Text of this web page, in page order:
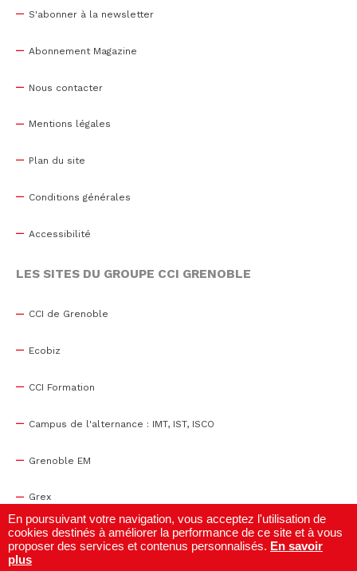
S'abonner à la newsletter
Abonnement Magazine
Nous contacter
Mentions légales
Plan du site
Conditions générales
Accessibilité
LES SITES DU GROUPE CCI GRENOBLE
CCI de Grenoble
Ecobiz
CCI Formation
Campus de l'alternance : IMT, IST, ISCO
Grenoble EM
Grex
WTC Grenoble
En poursuivant votre navigation, vous acceptez l'utilisation de
cookies destinés à améliorer la performance de ce site et à vous
proposer des services et contenus personnalisés. En savoir
plus